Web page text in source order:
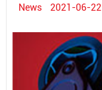
News 2021-06-22